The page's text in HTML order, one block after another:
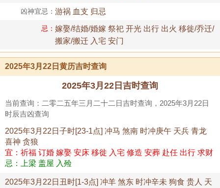
凶神宜忌： 游祸 血支 归忌
忌： 嫁娶/结婚/婚嫁 祭祀 开光 出行 出火 移徙/乔迁/
搬家/搬迁 入宅 安门
2025年3月22日黄历吉时查询
2025年3月22日吉时查询
当前查询：二零二五年三月二十二日吉时查询，2025年3月22日
时辰吉凶查询
2025年3月22日子时[23-1点] 冲马 煞南 时冲庚午 天兵 青龙
喜神 贪狼
宜：祈福 订婚 嫁娶 安床 移徙 入宅 修造 安葬 赴任 出行 求财
忌：上梁 盖屋 入殓
2025年3月22日丑时[1-3点] 冲羊 煞东 时冲辛未 狗食 贵人 天